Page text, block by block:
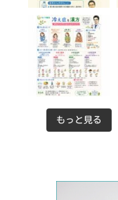
もっと見る